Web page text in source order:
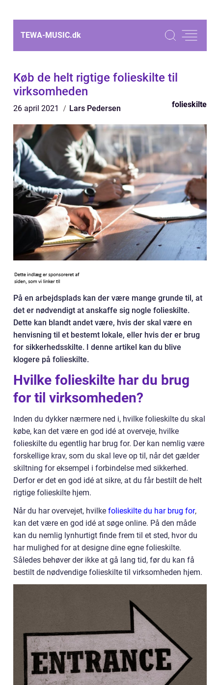
TEWA-MUSIC.dk
Køb de helt rigtige folieskilte til
virksomheden
26 april 2021 Lars Pedersen folieskilte
På en arbejdsplads kan der være mange grunde til, at
det er nødvendigt at anskaffe sig nogle folieskilte.
Dette kan blandt andet være, hvis der skal være en
henvisning til et bestemt lokale, eller hvis der er brug
for sikkerhedsskilte. I denne artikel kan du blive
klogere på folieskilte.
Hvilke folieskilte har du brug
for til virksomheden?
Inden du dykker nærmere ned i, hvilke folieskilte du skal
købe, kan det være en god idé at overveje, hvilke
folieskilte du egentlig har brug for. Der kan nemlig være
forskellige krav, som du skal leve op til, når det gælder
skiltning for eksempel i forbindelse med sikkerhed.
Derfor er det en god idé at sikre, at du får bestilt de helt
rigtige folieskilte hjem.
Når du har overvejet, hvilke folieskilte du har brug for,
kan det være en god idé at søge online. På den måde
kan du nemlig lynhurtigt finde frem til et sted, hvor du
har mulighed for at designe dine egne folieskilte.
Således behøver der ikke at gå lang tid, før du kan få
bestilt de nødvendige folieskilte til virksomheden hjem.